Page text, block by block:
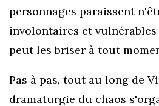
personnages paraissent
involontaires et
peut les briser à tout
Pas à pas, tout au long de
dramaturgie du chaos